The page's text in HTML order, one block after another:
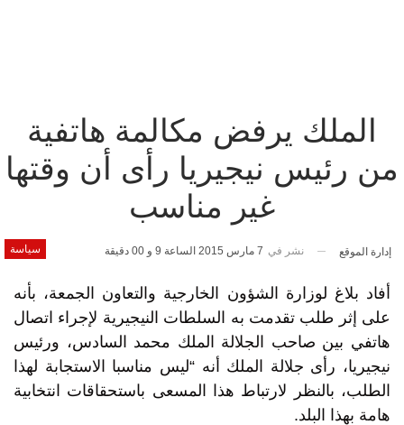
الملك يرفض مكالمة هاتفية
من رئيس نيجيريا رأى أن وقتها
غير مناسب
سياسة إدارة الموقع نشر في 7 مارس 2015 الساعة 9 و 00 دقيقة
أفاد بلاغ لوزارة الشؤون الخارجية والتعاون الجمعة، بأنه
على إثر طلب تقدمت به السلطات النيجيرية لإجراء اتصال
هاتفي بين صاحب الجلالة الملك محمد السادس، ورئيس
نيجيريا، رأى جلالة الملك أنه “ليس مناسبا الاستجابة لهذا
الطلب، بالنظر لارتباط هذا المسعى باستحقاقات انتخابية
هامة بهذا البلد.